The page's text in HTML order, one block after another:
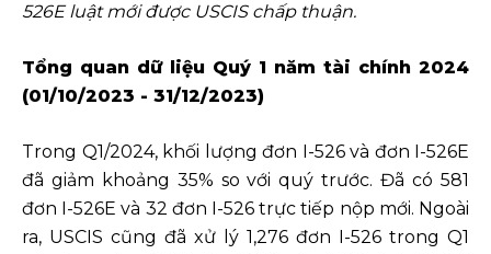
526E luật mới được USCIS chấp thuận.
Tổng quan dữ liệu Quý 1 năm tài chính 2024
(01/10/2023 - 31/12/2023)
Trong Q1/2024, khối lượng đơn I-526 và đơn I-526E
đã giảm khoảng 35% so với quý trước. Đã có 581
đơn I-526E và 32 đơn I-526 trực tiếp nộp mới. Ngoài
ra, USCIS cũng đã xử lý 1,276 đơn I-526 trong Q1